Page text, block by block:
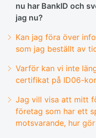
nu har BankID och
jag nu?
Kan jag föra över
som jag beställt av
Varför kan vi inte
certifikat på ID06-
Jag vill visa att mitt
företag som har ett
motsvarande, hur